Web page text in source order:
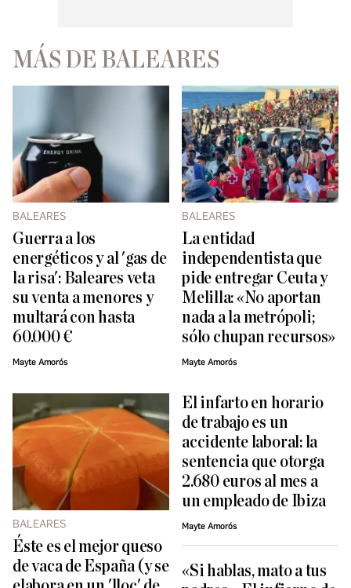
MÁS DE BALEARES
BALEARES
Guerra a los
energéticos y al 'gas de
la risa': Baleares veta
su venta a menores y
multará con hasta
60.000 €
Mayte Amorós
BALEARES
La entidad
independentista que
pide entregar Ceuta y
Melilla: «No aportan
nada a la metrópoli;
sólo chupan recursos»
Mayte Amorós
BALEARES
Éste es el mejor queso
de vaca de España (y se
El infarto en horario
de trabajo es un
accidente laboral: la
sentencia que otorga
2.680 euros al mes a
un empleado de Ibiza
Mayte Amorós
«Si hablas, mato a tus